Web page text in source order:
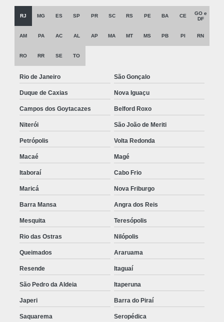
RJ MG ES SP PR SC RS PE BA CE
GO e
DF
AM PA AC AL AP MA MT MS PB PI RN
RO RR SE TO
Rio de Janeiro São Gonçalo
Duque de Caxias Nova Iguaçu
Campos dos Goytacazes Belford Roxo
Niterói São João de Meriti
Petrópolis Volta Redonda
Macaé Magé
Itaboraí Cabo Frio
Maricá Nova Friburgo
Barra Mansa Angra dos Reis
Mesquita Teresópolis
Rio das Ostras Nilópolis
Queimados Araruama
Resende Itaguaí
São Pedro da Aldeia Itaperuna
Japeri Barra do Piraí
Saquarema Seropédica